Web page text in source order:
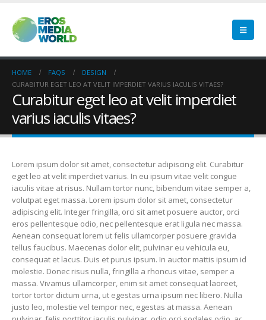
HOME FAQS
DESIGN
CURABITUR EGET LEO AT VELIT IMPERDIET VARIUS IACULIS VITAES?
Curabitur eget leo at velit imperdiet
varius iaculis vitaes?
Lorem ipsum dolor sit amet, consectetur adipiscing elit. Curabitur
eget leo at velit imperdiet varius. In eu ipsum vitae velit congue
iaculis vitae at risus. Nullam tortor nunc, bibendum vitae semper a,
volutpat eget massa. Lorem ipsum dolor sit amet, consectetur
adipiscing elit. Integer fringilla, orci sit amet posuere auctor, orci
eros pellentesque odio, nec pellentesque erat ligula nec massa.
Aenean consequat lorem ut felis ullamcorper posuere gravida
tellus faucibus. Maecenas dolor elit, pulvinar eu vehicula eu,
consequat et lacus. Duis et purus ipsum. In auctor mattis ipsum id
molestie. Donec risus nulla, fringilla a rhoncus vitae, semper a
massa. Vivamus ullamcorper, enim sit amet consequat laoreet,
tortor tortor dictum urna, ut egestas urna ipsum nec libero. Nulla
justo leo, molestie vel tempor nec, egestas at massa. Aenean